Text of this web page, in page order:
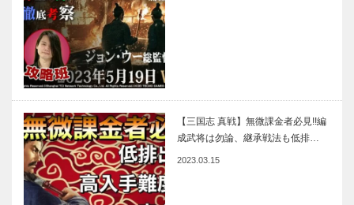
【三国志 真戦】無微課金者必見!!編
成武将は勿論、継承戦法も低排…
2023.03.15